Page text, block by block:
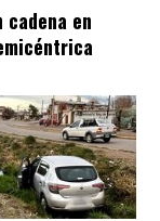
cadena en